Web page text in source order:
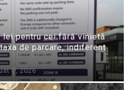
lei pentru cei fără vinietă
de parcare, indiferent
7, 2026